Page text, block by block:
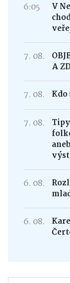
6:05
V
7. 08.
A
7. 08. Kdo
7. 08.
6. 08.
6. 08.